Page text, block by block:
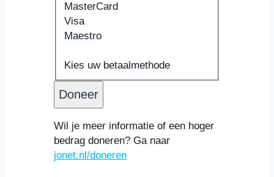
MasterCard
Visa
Maestro
creditcards:
American
Express,
Discover,
MasterCard,
Visa,
Maestro
Kaarthouder
Kies uw betaalmethode
Wil je meer informatie of een hoger
bedrag doneren? Ga naar
jonet.nl/doneren